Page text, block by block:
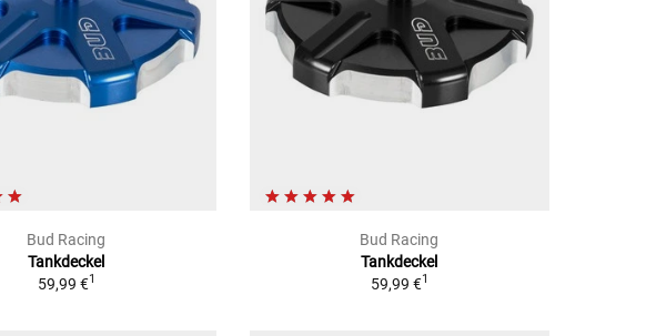
Bud Racing
Tankdeckel
59,99 €1
Bud Racing
Tankdeckel
59,99 €1